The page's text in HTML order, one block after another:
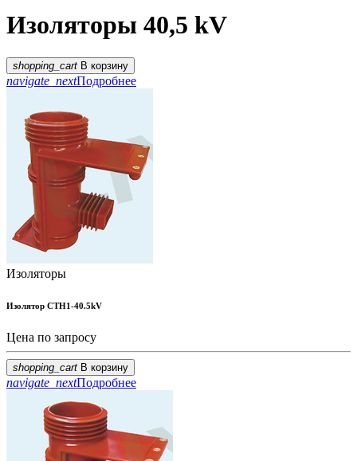
Изоляторы 40,5 kV
shopping_cart В корзину
navigate_nextПодробнее
Изоляторы
Изолятор CTH1-40.5kV
Цена по запросу
shopping_cart В корзину
navigate_nextПодробнее